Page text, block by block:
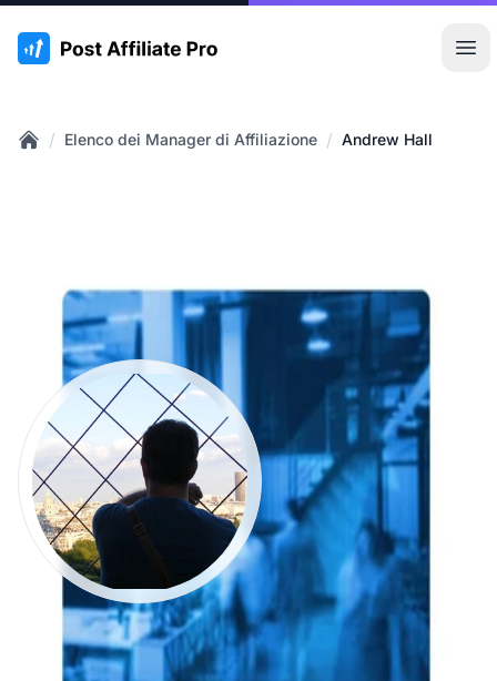
:site.title
/ Elenco dei Manager di Affiliazione / Andrew Hall